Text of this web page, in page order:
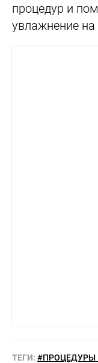
процедур и
увлажнение
ТЕГИ: #ПРОЦЕДУРЫ